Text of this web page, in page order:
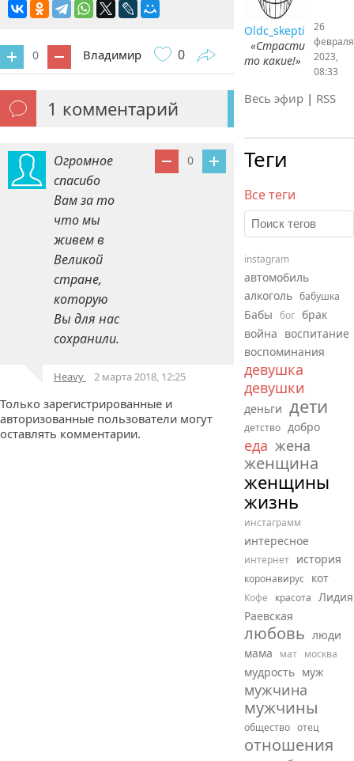
0 Владимир 0
1 комментарий
0
Огромное
спасибо
Вам за то
что мы
живем в
Великой
стране,
которую
Вы для нас
сохранили.
Heavy 2 марта 2018, 12:25
Только зарегистрированные и
авторизованные пользователи могут
оставлять комментарии.
Oldc_skepti
«Страсти
то какие!»
26
февраля
2023,
08:33
Весь эфир | RSS
Теги
Все теги
instagram
автомобиль
алкоголь бабушка
Бабы бог брак
война воспитание
воспоминания
девушка
девушки
деньги дети
детство добро
еда жена
женщина
женщины
жизнь
инстаграмм
интересное
интернет история
коронавирус кот
Кофе красота Лидия
Раевская
любовь люди
мама
мат москва
мудрость муж
мужчина
мужчины
общество отец
отношения